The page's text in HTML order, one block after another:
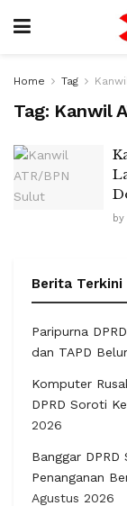
Home Tag
Tag: Kanwil
by
Berita Terkini
Paripurna
dan TAPD
Komputer
DPRD Soroti
2026
Banggar
Penanganan
Agustus 2026